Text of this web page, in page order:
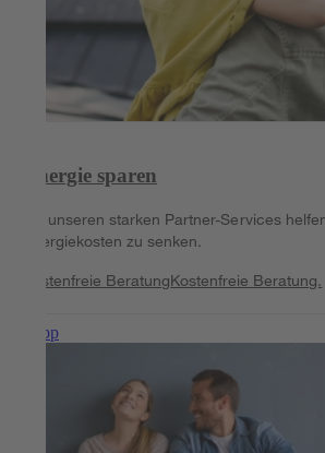
Energie sparen
Mit unseren starken Partner-Services
Energiekosten zu senken.
Kostenfreie BeratungKostenfreie Beratung.
Zur App